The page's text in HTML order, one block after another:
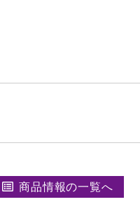
商品情報の一覧へ